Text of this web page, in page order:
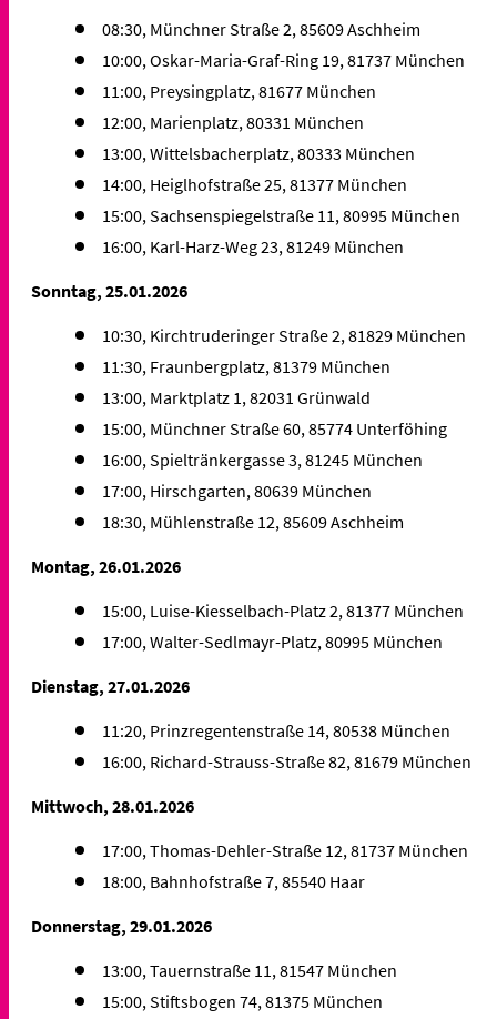
08:30, Münchner Straße 2, 85609 Aschheim
10:00, Oskar-Maria-Graf-Ring 19, 81737 München
11:00, Preysingplatz, 81677 München
12:00, Marienplatz, 80331 München
13:00, Wittelsbacherplatz, 80333 München
14:00, Heiglhofstraße 25, 81377 München
15:00, Sachsenspiegelstraße 11, 80995 München
16:00, Karl-Harz-Weg 23, 81249 München
Sonntag, 25.01.2026
10:30, Kirchtruderinger Straße 2, 81829 München
11:30, Fraunbergplatz, 81379 München
13:00, Marktplatz 1, 82031 Grünwald
15:00, Münchner Straße 60, 85774 Unterföhing
16:00, Spieltränkergasse 3, 81245 München
17:00, Hirschgarten, 80639 München
18:30, Mühlenstraße 12, 85609 Aschheim
Montag, 26.01.2026
15:00, Luise-Kiesselbach-Platz 2, 81377 München
17:00, Walter-Sedlmayr-Platz, 80995 München
Dienstag, 27.01.2026
11:20, Prinzregentenstraße 14, 80538 München
16:00, Richard-Strauss-Straße 82, 81679 München
Mittwoch, 28.01.2026
17:00, Thomas-Dehler-Straße 12, 81737 München
18:00, Bahnhofstraße 7, 85540 Haar
Donnerstag, 29.01.2026
13:00, Tauernstraße 11, 81547 München
15:00, Stiftsbogen 74, 81375 München